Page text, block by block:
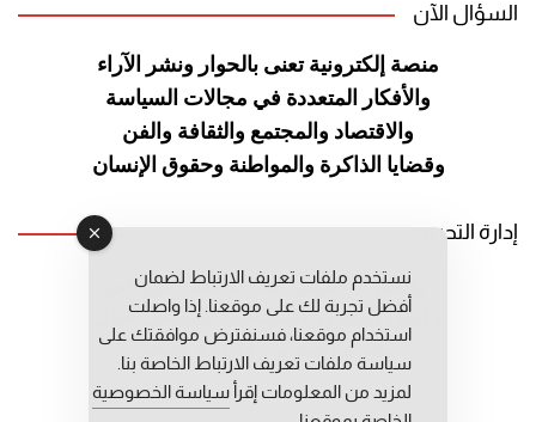
السؤال الآن
منصة إلكترونية تعنى بالحوار ونشر الآراء
والأفكار المتعددة في مجالات السياسة
والاقتصاد والمجتمع والثقافة والفن
وقضايا الذاكرة والمواطنة وحقوق الإنسان
إدارة التحرير
رئيس التحرير: عبد الرحيم التوراني
رئيس التحرير المساعد: المعطي قبال
مديرة التحرير: فاطمة حوحو
نستخدم ملفات تعريف الارتباط لضمان
أفضل تجربة لك على موقعنا. إذا واصلت
استخدام موقعنا، فسنفترض موافقتك على
سياسة ملفات تعريف الارتباط الخاصة بنا.
لمزيد من المعلومات إقرأ سياسة الخصوصية